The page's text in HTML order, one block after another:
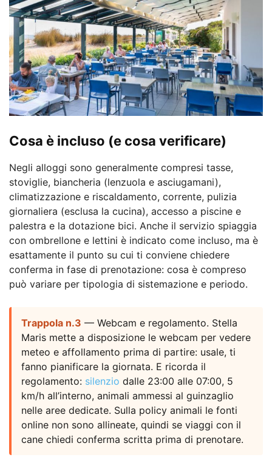
Cosa è incluso (e cosa verificare)
Negli alloggi sono generalmente compresi tasse,
stoviglie, biancheria (lenzuola e asciugamani),
climatizzazione e riscaldamento, corrente, pulizia
giornaliera (esclusa la cucina), accesso a piscine e
palestra e la dotazione bici. Anche il servizio spiaggia
con ombrellone e lettini è indicato come incluso, ma è
esattamente il punto su cui ti conviene chiedere
conferma in fase di prenotazione: cosa è compreso
può variare per tipologia di sistemazione e periodo.
Trappola n.3 — Webcam e regolamento. Stella
Maris mette a disposizione le webcam per vedere
meteo e affollamento prima di partire: usale, ti
fanno pianificare la giornata. E ricorda il
regolamento: silenzio dalle 23:00 alle 07:00, 5
km/h all’interno, animali ammessi al guinzaglio
nelle aree dedicate. Sulla policy animali le fonti
online non sono allineate, quindi se viaggi con il
cane chiedi conferma scritta prima di prenotare.